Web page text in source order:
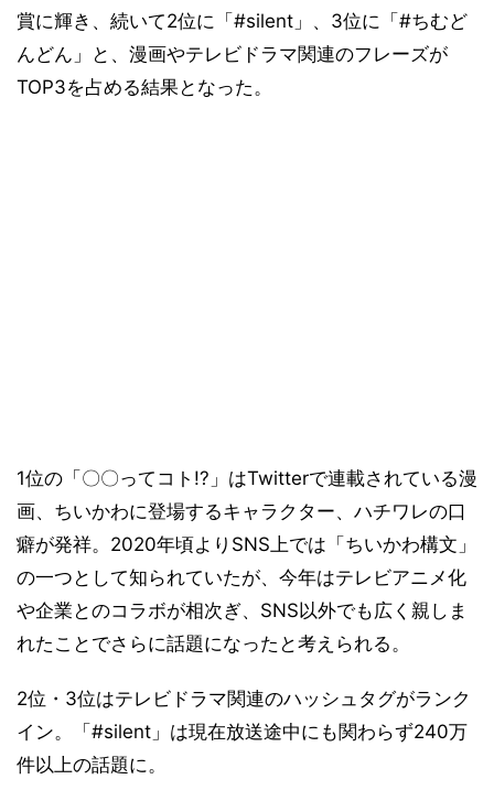
賞に輝き、続いて2位に「#silent」、3位に「#ちむど
んどん」と、漫画やテレビドラマ関連のフレーズが
TOP3を占める結果となった。
1位の「〇〇ってコト!?」はTwitterで連載されている漫
画、ちいかわに登場するキャラクター、ハチワレの口
癖が発祥。2020年頃よりSNS上では「ちいかわ構文」
の一つとして知られていたが、今年はテレビアニメ化
や企業とのコラボが相次ぎ、SNS以外でも広く親しま
れたことでさらに話題になったと考えられる。
2位・3位はテレビドラマ関連のハッシュタグがランク
イン。「#silent」は現在放送途中にも関わらず240万
件以上の話題に。